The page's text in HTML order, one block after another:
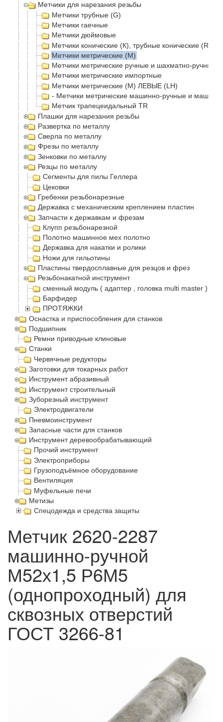
Метчики для нарезания резьбы
Метчики трубные (G)
Метчики гаечные
Метчики дюймовые
Метчики конические (К), трубные конические (Rc)
Метчики метрические (М)
Метчики метрические ручные и шахматно-ручные
Метчики метрические импортные
Метчики метрические (М) ЛЕВЫЕ (LH)
- Метчики метрические машинно-ручные и
Метчик трапецеидальный TR
Плашки для нарезания резьбы
Развертка по металлу
Сверла по металлу
Фрезы по металлу
Зенковки по металлу
Резцы по металлу
Сегменты для пилы Геллера
Цековки
Гребенки резьбонарезные
Державка с механическим креплением пластин
Запчасти к державкам и фрезам
Клупп резьбонарезной
Полотно машинное мех полотно
Державка для накатки и ролики
Ножи для гильотины
Пластины твердосплавные для резцов и фрез
Резьбонакатной инструмент
сменный модуль ( адаптер , головка multi master )
Барфидер
ПРОТЯЖКИ
Оснастка и приспособления для станков
Подшипник
Ремни приводные клиновые
Станки
Червячные редукторы
Заготовки для токарных работ
Инструмент абразивный
Инструмент строительный
Зуборезный инструмент
Электродвигатели
Пневмоинструмент
Запасные части для станков
Инструмент деревообрабатывающий
Прочий инструмент
Электроприборы
Грузоподъёмное оборудование
Вентиляция
Муфельные печи
Метизы
Спецодежда и средства защиты
Метчик 2620-2287
машинно-ручной
М52х1,5 Р6М5
(однопроходный) для
сквозных отверстий
ГОСТ 3266-81